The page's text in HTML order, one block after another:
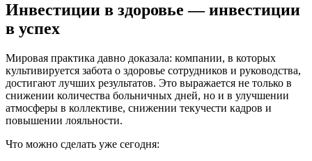
Инвестиции в здоровье — инвестиции
в успех
Мировая практика давно доказала: компании, в которых
культивируется забота о здоровье сотрудников и руководства,
достигают лучших результатов. Это выражается не только в
снижении количества больничных дней, но и в улучшении
атмосферы в коллективе, снижении текучести кадров и
повышении лояльности.
Что можно сделать уже сегодня: